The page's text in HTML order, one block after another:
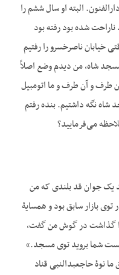
البته او سال ششم را
شده بود رفته بود
خیابان ناصرخسرو را رفتیم
مسجد شاه، من دیدم وضع اصلاً
و آن طرف و ما اتومبیل
نگه داشتیم. بنده رفتم
می‌فرمایید؟
یک جوان قد بلندی که من
بازار سابق بود و همسایۀ
گذاشت در گوش من گفت،
شما بروید توی مسجد.»
نو‏ۀ حاج‏عبدالنبی قناد